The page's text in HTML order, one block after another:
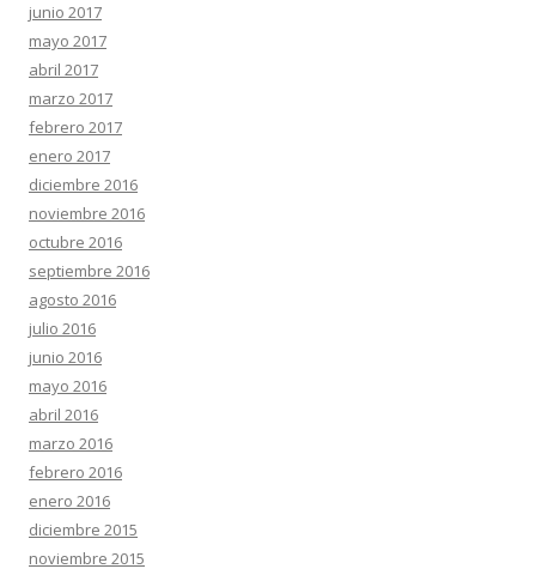
junio 2017
mayo 2017
abril 2017
marzo 2017
febrero 2017
enero 2017
diciembre 2016
noviembre 2016
octubre 2016
septiembre 2016
agosto 2016
julio 2016
junio 2016
mayo 2016
abril 2016
marzo 2016
febrero 2016
enero 2016
diciembre 2015
noviembre 2015